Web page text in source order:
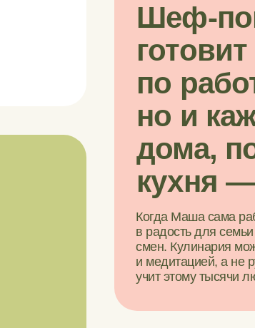
Когда Маша сама
в радость для
смен. Кулинария
и медитацией, а не
учит этому тысячи
Шеф-
по
но и
дома,
кухня